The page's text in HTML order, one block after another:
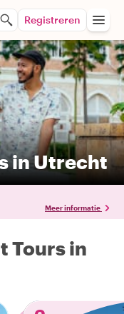
Registreren
in Utrecht
Meer informatie
Tours in